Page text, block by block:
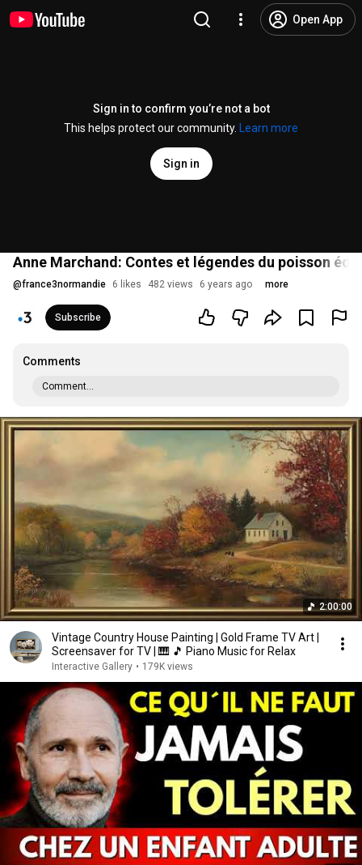
Open App
Sign in to confirm you’re not a bot
This helps protect our community.
Learn more
Sign in
Anne Marchand: Contes et légendes du poisson
@france3normandie 6 likes 482 views 6 years ago more
Subscribe
Comments
Comment...
2:00:00
Vintage Country House Painting | Gold Frame TV Art |
Screensaver for TV | 🎹 🎵 Piano Music for Relax
Interactive Gallery • 179K views